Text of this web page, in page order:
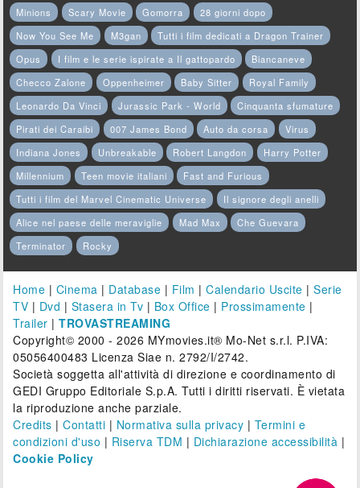
Minions Scary Movie Gomorra
28 giorni dopo
Now You See Me
M3gan
Tutti i film dedicati a Dragon Trainer
Opus
I film e le serie ispirate a Il gattopardo
Biancaneve
Checco Zalone
Oppenheimer Baby Sitter
Royal Family
Leonardo Da Vinci
Jurassic Park - World
Cinquanta sfumature
Pirati dei Caraibi
007 James Bond Auto da corsa
Virus
Indiana Jones
Unbreakable Robert Langdon
Harry Potter
Millennium
Teen movie italiani
Fast and Furious
Tutti i film del Marvel Cinematic Universe
Il signore degli anelli
Alice nel paese delle meraviglie
Mad Max
Che Guevara
Terminator
Rocky
Home | Cinema | Database | Film |Calendario Uscite |Serie
TV | Dvd | Stasera in Tv | Box Office | Prossimamente |
Trailer |TROVASTREAMING
Copyright© 2000 - 2026 MYmovies.it® Mo-Net s.r.l. P.IVA:
05056400483 Licenza Siae n. 2792/I/2742.
Società soggetta all'attività di direzione e coordinamento di
GEDI Gruppo Editoriale S.p.A. Tutti i diritti riservati. È vietata
la riproduzione anche parziale.
Credits |Contatti | Normativa sulla privacy | Termini e
condizioni d'uso | Riserva TDM | Dichiarazione accessibilità |
Cookie Policy